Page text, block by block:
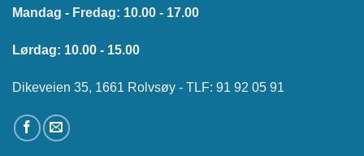
Mandag - Fredag: 10.00 - 17.00
Lørdag: 10.00 - 15.00
Dikeveien 35, 1661 Rolvsøy - TLF: 91 92 05 91